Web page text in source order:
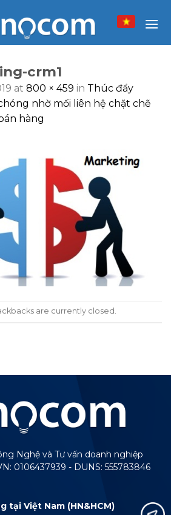
crm1
at 800 × 459 in Thúc đẩy
nhờ mối liên hệ chặt chẽ
hàng
are currently closed.
Nghệ và Tư vấn doanh nghiệp
0106437939 - DUNS: 555783846
tại Việt Nam (HN&HCM)